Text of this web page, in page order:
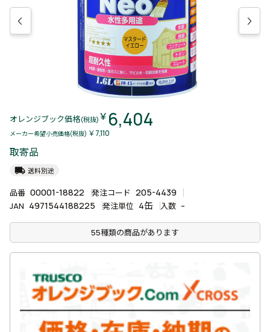
オレンジブック価格(税抜) ￥ 6,404
メーカー希望小売価格(税抜) ￥7,110
取寄品
local_shipping 送料別途
品番 00001-18822 発注コード 205-4439
JAN 4971544188225 発注単位 4缶 入数 -
55種類の商品があります